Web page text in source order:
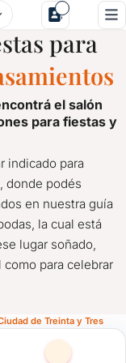
Ciudad de Treinta
para
para fiestas y
indicado para
donde podés
en nuestra guía
la cual está
lugar soñado,
para celebrar
de Treinta y Tres
Ciudad de Treinta
el Salón